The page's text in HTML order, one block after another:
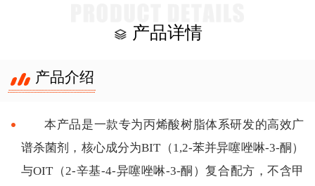
产品详情
产品介绍
本产品是一款专为丙烯酸树脂体系研发的高效广
谱杀菌剂，核心成分为BIT（1,2-苯并异噻唑啉-3-酮）
与OIT（2-辛基-4-异噻唑啉-3-酮）复合配方，不含甲